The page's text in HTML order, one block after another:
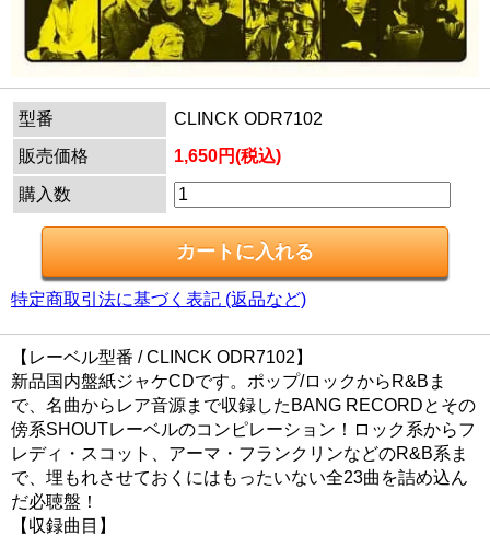
型番
CLINCK ODR7102
販売価格
1,650円(税込)
購入数
特定商取引法に基づく表記 (返品など)
【レーベル型番 / CLINCK ODR7102】
新品国内盤紙ジャケCDです。ポップ/ロックからR&Bま
で、名曲からレア音源まで収録したBANG RECORDとその
傍系SHOUTレーベルのコンピレーション！ロック系からフ
レディ・スコット、アーマ・フランクリンなどのR&B系ま
で、埋もれさせておくにはもったいない全23曲を詰め込ん
だ必聴盤！
【収録曲目】